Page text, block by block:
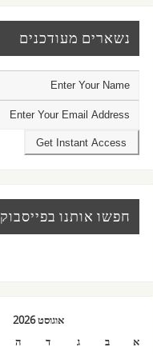
נשארים מעודכנים
חפשו אותנו בפייסבוק
אוגוסט 2026
א
ב ג ד ה